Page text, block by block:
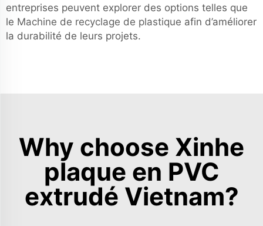
entreprises peuvent explorer des options telles que
le Machine de recyclage de plastique afin d’améliorer
la durabilité de leurs projets.
Why choose Xinhe
plaque en PVC
extrudé Vietnam?